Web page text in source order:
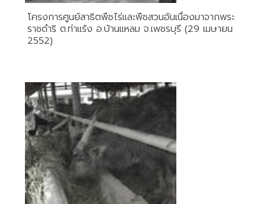
โครงการศูนย์สาธิตพืชไร่และพืชสวนอันเนื่องมาจากพระ
ราชดำริ ต.ท่าแร้ง อ.บ้านแหลม จ.เพชรบุรี (29 เมษายน
2552)